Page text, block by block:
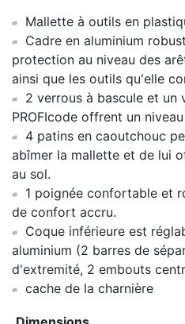
Mallette à outils en
Cadre en aluminium
protection au niveau des
ainsi que les outils qu'elle
2 verrous à bascule et un
PROFIcode offrent un
4 patins en caoutchouc
abîmer la mallette et de lui
au sol.
1 poignée confortable et
de confort accru.
Coque inférieure est
aluminium (2 barres de
d'extremité, 2 embouts
cache de la charnière